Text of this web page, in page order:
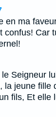
en ma
confus! Car
Seigneur
la jeune fille
fils, Et elle